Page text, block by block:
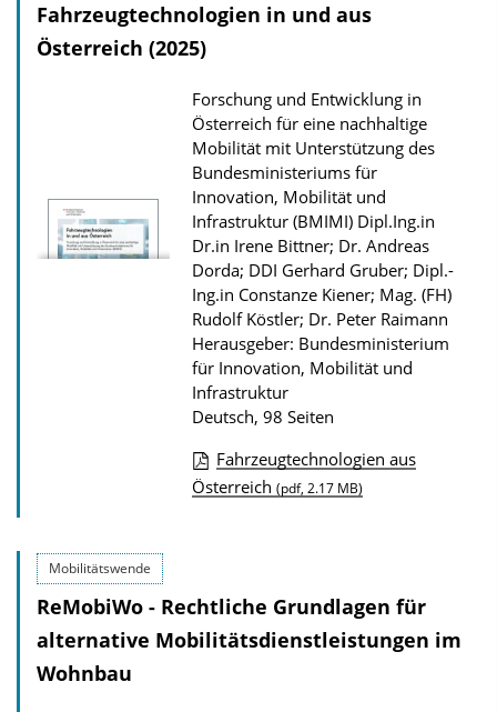
Fahrzeugtechnologien in und aus
Österreich (2025)
Forschung und Entwicklung in
Österreich für eine nachhaltige
Mobilität mit Unterstützung des
Bundesministeriums für
Innovation, Mobilität und
Infrastruktur (BMIMI) Dipl.Ing.in
Dr.in Irene Bittner; Dr. Andreas
Dorda; DDI Gerhard Gruber; Dipl.-
Ing.in Constanze Kiener; Mag. (FH)
Rudolf Köstler; Dr. Peter Raimann
Herausgeber: Bundesministerium
für Innovation, Mobilität und
Infrastruktur
Deutsch, 98 Seiten
D
l
o
Fahrzeugtechnologien aus
Österreich (pdf, 2.17 MB)
Mobilitätswende
ReMobiWo - Rechtliche Grundlagen für
alternative Mobilitätsdienstleistungen im
Wohnbau